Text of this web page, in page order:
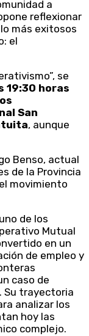
a
reflexionar
más exitosos
el
se
19:30 horas
San
, aunque
Benso, actual
de la Provincia
movimiento
de los
Mutual
en un
de empleo y
caso de
Su trayectoria
analizar los
hoy las
complejo.